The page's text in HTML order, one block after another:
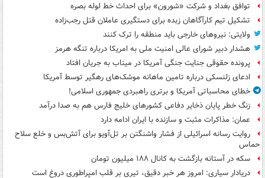
توافق بغداد و شرکت «شورون» برای احداث خط لوله بصره
تشکیل تیم کارآگاهان زبده برای دستگیری عاملان قتل رجب‌زاده
ولایتی: نیروهای خارجی باید منطقه را ترک کنند
هشدار دبیر شورای عالی امنیت ملی به امریکا درباره تنگه هرمز
پرونده حقوقی جنایت جنگی آمریکا در میناب به جریان افتاد
ادعای زلنسکی درباره تامین ماهانه موشک‌های رهگیر توسط آمریکا
خطای محاسباتی آمریکا و برتری راهبردی جمهوری اسلامی!
زنگ خطر پایان ذخایر دفاعی کشورهای خلیج فارس هم به صدا درآمد
عمان: مذاکرات مثبت و سازنده با ایران ادامه دارد
روایت رسانه اسرائیلی از فشار واشنگتن بر تل‌آویو برای آتش‌بس و خلع سلاح
حماس
سکه در آستانه بازگشت به کانال ۱۸۸ میلیون تومان
دریادار سیاری: امروز هر خبر دقیق، تیری بر قلب امپراطوری دروغ است